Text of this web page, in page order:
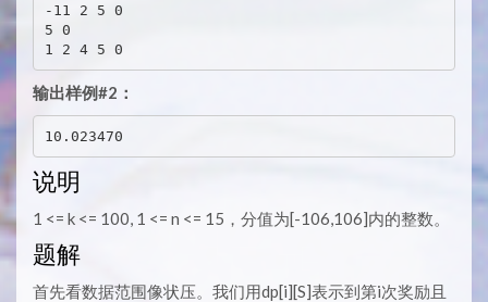
-11 2 5 0
5 0
输出样例#2：
说明
1 <= k <= 100, 1 <= n <= 15，分值为[-106,106]内的整数。
题解
首先看数据范围像状压。我们用dp[i][S]表示到第i次奖励且